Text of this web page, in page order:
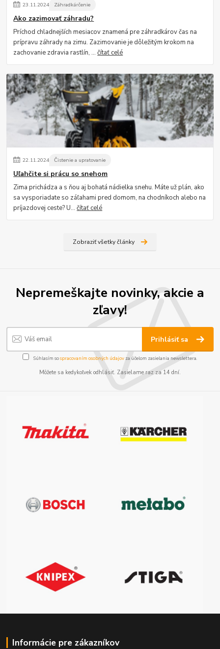
23.11.2024 Záhradkárčenie
Ako zazimovať záhradu?
Príchod chladnejších mesiacov znamená pre záhradkárov čas na
prípravu záhrady na zimu. Zazimovanie je dôležitým krokom na
zachovanie zdravia rastlín, ...čítať celé
22.11.2024 Čistenie a upratovanie
Uľahčite si prácu so snehom
Zima prichádza a s ňou aj bohatá nádielka snehu. Máte už plán, ako
sa vysporiadate so záľahami pred domom, na chodníkoch alebo na
príjazdovej ceste? U...čítať celé
Zobraziť všetky články
Nepremeškajte novinky, akcie a
zľavy!
Prihlásiť sa
Súhlasím sospracovaním osobných údajov za účelom zasielania newslettera.
Môžete sa kedykoľvek odhlásiť. Zasielame raz za 14 dní.
Informácie pre zákazníkov